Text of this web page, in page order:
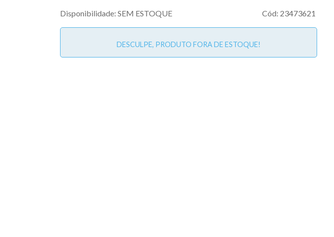
Disponibilidade:SEM ESTOQUE Cód: 23473621
DESCULPE, PRODUTO FORA DE ESTOQUE!